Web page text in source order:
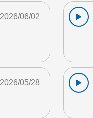
2026/06/02
2026/05/28